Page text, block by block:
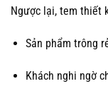
Ngược lại, tem thiết
Sản phẩm trông
Khách nghi ngờ